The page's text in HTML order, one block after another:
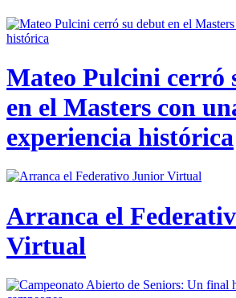
Mateo Pulcini cerró
en el Masters con
experiencia histórica
Arranca el
Virtual